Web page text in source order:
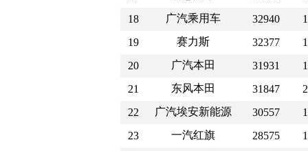
18
广汽乘用车 32940
19
赛力斯 32377
20
广汽本田 31931
21
东风本田 31847
22
广汽埃安新能源 30557
23
一汽红旗 28575